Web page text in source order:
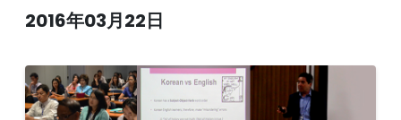
2016年03月22日